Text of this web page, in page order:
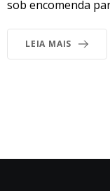
sob encomenda
LEIA MAIS